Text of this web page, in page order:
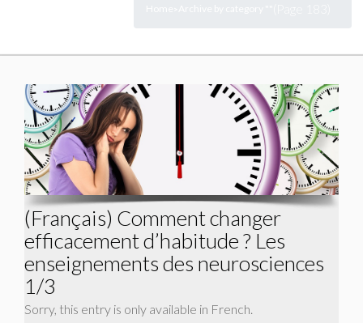
(Français) Comment changer
efficacement d’habitude ? Les
enseignements des neurosciences
1/3
Sorry, this entry is only available in French.